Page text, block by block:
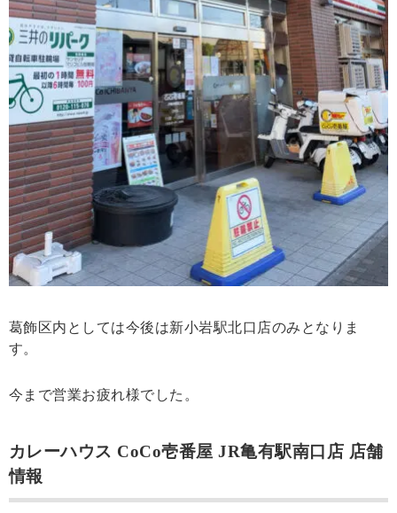
葛飾区内としては今後は新小岩駅北口店のみとなりま
す。
今まで営業お疲れ様でした。
カレーハウス CoCo壱番屋 JR亀有駅南口店 店舗
情報